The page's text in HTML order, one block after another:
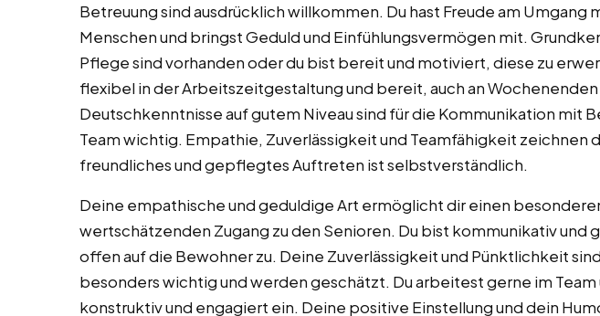
Betreuung sind ausdrücklich willkommen. Du hast Freude am Umgang
Menschen und bringst Geduld und Einfühlungsvermögen mit.
Pflege sind vorhanden oder du bist bereit und motiviert, diese zu
flexibel in der Arbeitszeitgestaltung und bereit, auch an
Deutschkenntnisse auf gutem Niveau sind für die Kommunikation mit
Team wichtig. Empathie, Zuverlässigkeit und Teamfähigkeit zeichnen
freundliches und gepflegtes Auftreten ist selbstverständlich.
Deine empathische und geduldige Art ermöglicht dir einen
wertschätzenden Zugang zu den Senioren. Du bist kommunikativ und
offen auf die Bewohner zu. Deine Zuverlässigkeit und Pünktlichkeit
besonders wichtig und werden geschätzt. Du arbeitest gerne im
konstruktiv und engagiert ein. Deine positive Einstellung und dein